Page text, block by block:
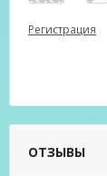
Регистрация
ОТЗЫВЫ